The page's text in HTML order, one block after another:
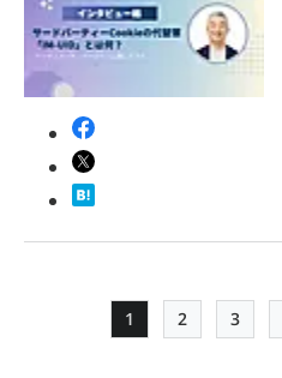
Page
1
Page
2
Page
3